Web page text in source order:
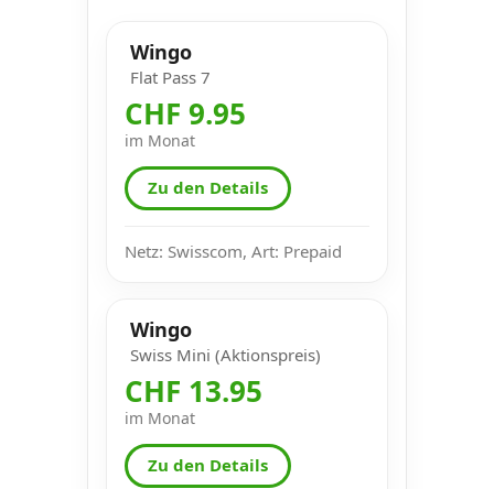
Wingo
Flat Pass 7
CHF 9.95
im Monat
Zu den Details
Netz: Swisscom, Art: Prepaid
Wingo
Swiss Mini (Aktionspreis)
CHF 13.95
im Monat
Zu den Details